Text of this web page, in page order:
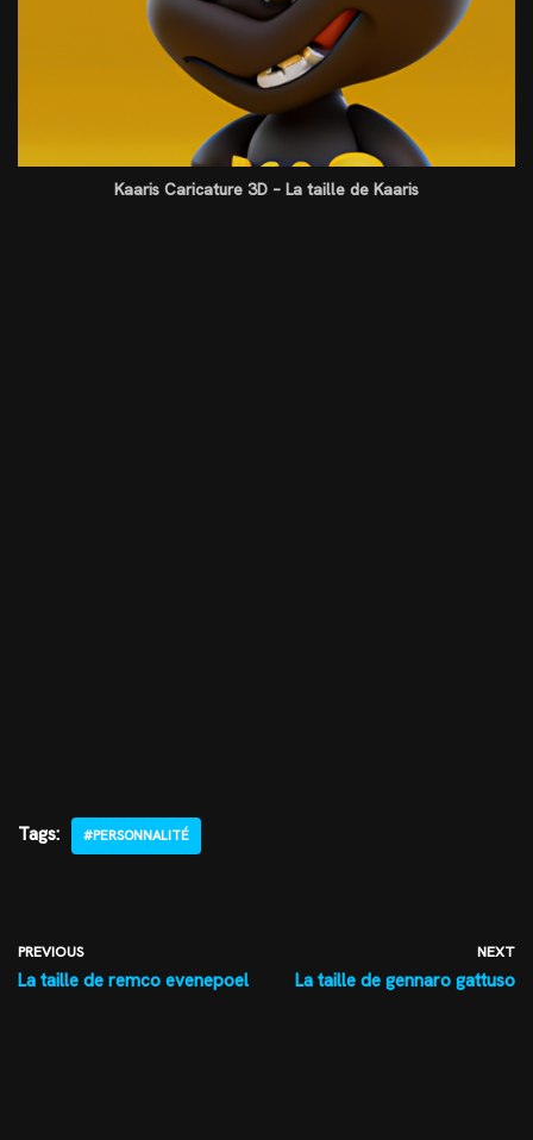
Kaaris Caricature 3D – La taille de Kaaris
Tags: #PERSONNALITÉ
PREVIOUS
La taille de remco evenepoel
NEXT
La taille de gennaro gattuso